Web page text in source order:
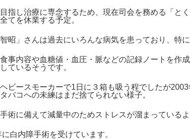
指し治療に専念するため、現在司会を務める「と
てを休業する予定。
智昭」さんは過去にいろんな病気を患っており、特
事内容や血糖値・血圧・脈などの記録ノートを作
ているそうです。
ビースモーカーで1日に３箱も吸う程でしたが
バコへの未練はまだ捨てられない様子。
術に備えて減量中のためストレスが溜まっているよ
白内障手術を受けています。